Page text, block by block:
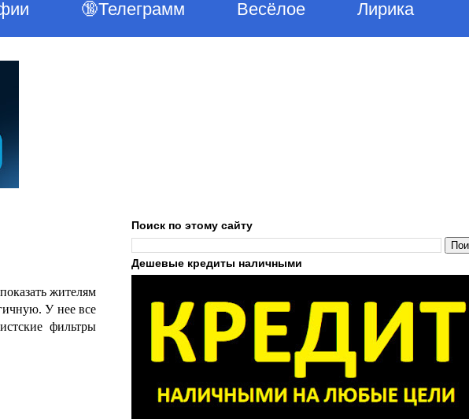
🔞Телеграмм Весёлое Лирика
жителям
У нее все
фильтры
Поиск по этому сайту
Дешевые кредиты наличными